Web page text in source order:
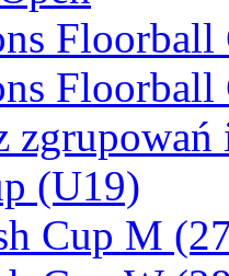
Floorball
Floorball
(U19)
Cup M